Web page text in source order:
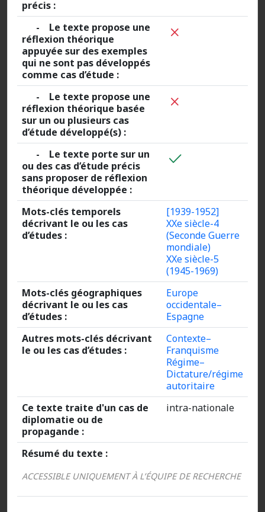
précis :
- Le texte propose une
réflexion théorique
appuyée sur des exemples
qui ne sont pas développés
comme cas d’étude :
- Le texte propose une
réflexion théorique basée
sur un ou plusieurs cas
d’étude développé(s) :
- Le texte porte sur un
ou des cas d’étude précis
sans proposer de réflexion
théorique développée :
Mots-clés temporels
décrivant le ou les cas
d’études :
[1939-1952]
XXe siècle-4
(Seconde Guerre
mondiale)
XXe siècle-5
(1945-1969)
Mots-clés géographiques
décrivant le ou les cas
d’études :
Europe
occidentale–
Espagne
Autres mots-clés décrivant
le ou les cas d’études :
Contexte–
Franquisme
Régime–
Dictature/régime
autoritaire
Ce texte traite d'un cas de
diplomatie ou de
propagande :
intra-nationale
Résumé du texte :
ACCESSIBLE UNIQUEMENT À L’ÉQUIPE DE RECHERCHE